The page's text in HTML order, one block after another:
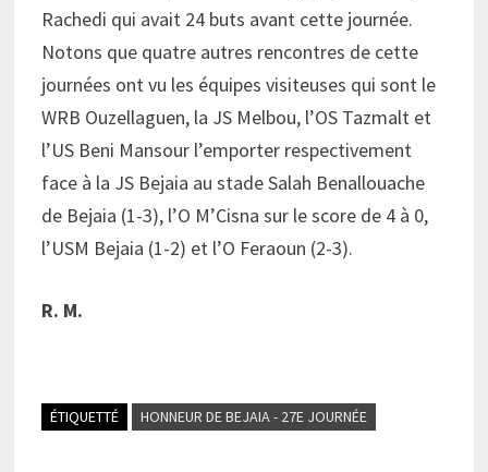
Rachedi qui avait 24 buts avant cette journée.
Notons que quatre autres rencontres de cette
journées ont vu les équipes visiteuses qui sont le
WRB Ouzellaguen, la JS Melbou, l’OS Tazmalt et
l’US Beni Mansour l’emporter respectivement
face à la JS Bejaia au stade Salah Benallouache
de Bejaia (1-3), l’O M’Cisna sur le score de 4 à 0,
l’USM Bejaia (1-2) et l’O Feraoun (2-3).
R. M.
ÉTIQUETTÉ HONNEUR DE BEJAIA - 27E JOURNÉE